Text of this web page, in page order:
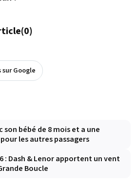
(0)
Google
son bébé de 8 mois et a une
les autres passagers
: Dash & Lenor apportent un vent
Boucle